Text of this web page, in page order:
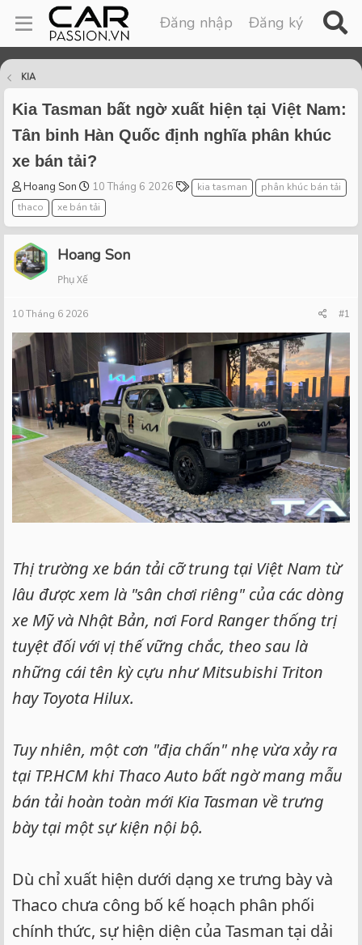
Đăng nhập Đăng ký
KIA
Kia Tasman bất ngờ xuất hiện tại Việt Nam:
Tân binh Hàn Quốc định nghĩa phân khúc
xe bán tải?
T
h
r
e
a
d
s
a
r
t
e
Hoang Son
S
t
a
r
t
d
10 Tháng 6 2026
T
a
s
kia tasman
phân khúc bán tải
thaco
xe bán tải
Hoang Son
Phụ Xế
10 Tháng 6 2026 #1
Thị trường xe bán tải cỡ trung tại Việt Nam từ
lâu được xem là "sân chơi riêng" của các dòng
xe Mỹ và Nhật Bản, nơi Ford Ranger thống trị
tuyệt đối với vị thế vững chắc, theo sau là
những cái tên kỳ cựu như Mitsubishi Triton
hay Toyota Hilux.
Tuy nhiên, một cơn "địa chấn" nhẹ vừa xảy ra
tại TP.HCM khi Thaco Auto bất ngờ mang mẫu
bán tải hoàn toàn mới Kia Tasman về trưng
bày tại một sự kiện nội bộ.
Dù chỉ xuất hiện dưới dạng xe trưng bày và
Thaco chưa công bố kế hoạch phân phối
chính thức, sự hiện diện của Tasman tại dải